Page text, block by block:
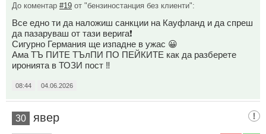
До коментар #19 от "бензиностанция без клиенти":
Все едно ти да наложиш санкции на Кауфланд и да спреш
да пазаруваш от тази верига❗
Сигурно Германия ще изпадне в ужас 😀
Ама ТЪ ПИТЕ ТЪлПИ ПО ПЕЙКИТЕ как да разберете
иронията в ТОЗИ пост ‼️
08:44 04.06.2026
30 явер